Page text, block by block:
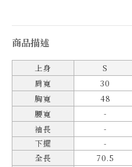
商品描述
上身 S
肩寬
30
胸寬
48
腰寬
-
袖長
-
下擺
-
全長
70.5